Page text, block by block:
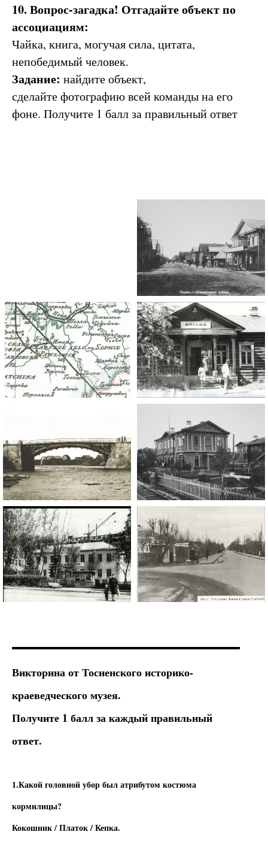
10. Вопрос-загадка! Отгадайте объект по
ассоциациям:
Чайка, книга, могучая сила, цитата,
непобедимый человек.
Задание: найдите объект,
сделайте фотографию всей команды на его
фоне. Получите 1 балл за правильный ответ
Викторина от Тосненского историко-
краеведческого музея.
Получите 1 балл за каждый правильный
ответ.
1.Какой головной убор был атрибутом костюма
кормилицы?
Кокошник / Платок / Кепка.